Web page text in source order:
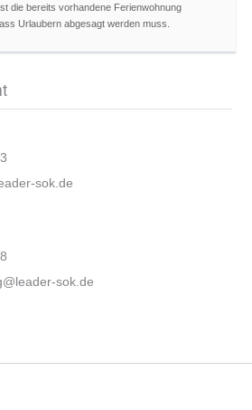
die bereits vorhandene Ferienwohnung
Urlaubern abgesagt werden muss.
sok.de
sok.de